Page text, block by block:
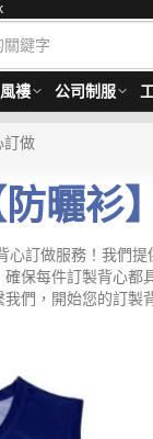
風褸 公司制服
訂做
防曬
訂做服務！我們
保每件訂製背心
們，開始您的訂製